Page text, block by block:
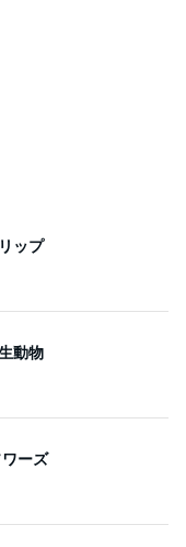
ップ
動物
ーズ